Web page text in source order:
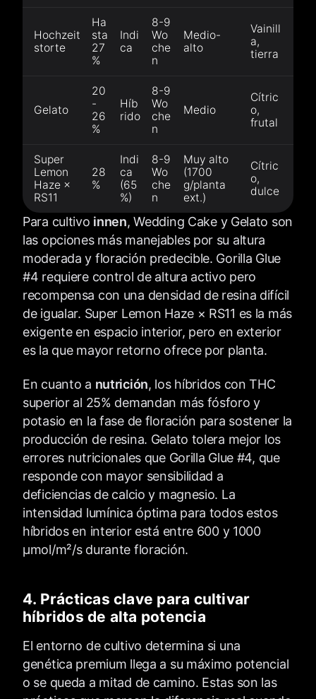
Hochzeit
storte
Ha
sta
27
%
Indi
ca
8-9
Wo
che
n
Medio-
alto
Vainill
a,
tierra
Gelato
20
-
26
%
Híb
rido
8-9
Wo
che
n
Medio
Cítric
o,
frutal
Super
Lemon
Haze ×
RS11
28
%
Indi
ca
(65
%)
8-9
Wo
che
n
Muy alto
(1700
g/planta
ext.)
Cítric
o,
dulce
Para cultivo innen, Wedding Cake y Gelato son
las opciones más manejables por su altura
moderada y floración predecible. Gorilla Glue
#4 requiere control de altura activo pero
recompensa con una densidad de resina difícil
de igualar. Super Lemon Haze × RS11 es la más
exigente en espacio interior, pero en exterior
es la que mayor retorno ofrece por planta.
En cuanto a nutrición, los híbridos con THC
superior al 25% demandan más fósforo y
potasio en la fase de floración para sostener la
producción de resina. Gelato tolera mejor los
errores nutricionales que Gorilla Glue #4, que
responde con mayor sensibilidad a
deficiencias de calcio y magnesio. La
intensidad lumínica óptima para todos estos
híbridos en interior está entre 600 y 1000
µmol/m²/s durante floración.
4. Prácticas clave para cultivar
híbridos de alta potencia
El entorno de cultivo determina si una
genética premium llega a su máximo potencial
o se queda a mitad de camino. Estas son las